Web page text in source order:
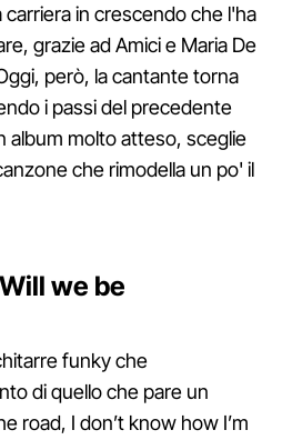
in crescendo che l'ha
grazie ad Amici e Maria De
però, la cantante torna
i passi del precedente
album molto atteso, sceglie
che rimodella un po' il
we be
funky che
di quello che pare un
road, I don’t know how I’m